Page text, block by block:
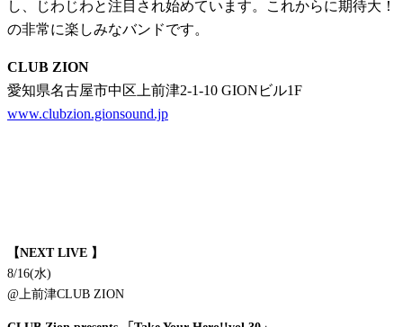
し、じわじわと注目され始めています。これからに期待大！
の非常に楽しみなバンドです。
CLUB ZION
愛知県名古屋市中区上前津2-1-10 GIONビル1F
www.clubzion.gionsound.jp
【NEXT LIVE 】
8/16(水)
@上前津CLUB ZION